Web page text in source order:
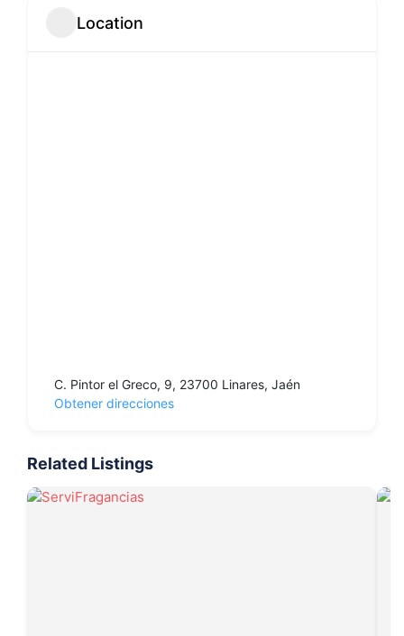
Location
C. Pintor el Greco, 9, 23700 Linares, Jaén
Obtener direcciones
Related Listings